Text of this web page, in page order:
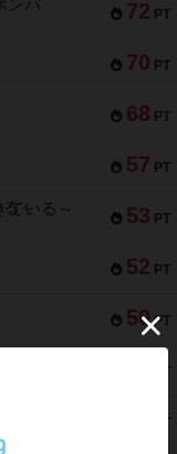
72 PT
ンバ
70 PT
68 PT
57 PT
53 PT
いる～
52 PT
50 PT
PT
PT